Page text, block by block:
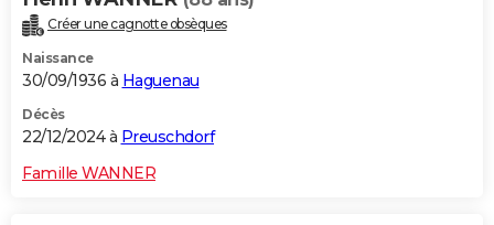
Créer une cagnotte obsèques
Naissance
30/09/1936 à Haguenau
Décès
22/12/2024 à Preuschdorf
Famille WANNER